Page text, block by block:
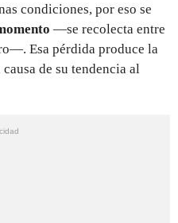
condiciones, por eso se
—se recolecta entre
Esa pérdida produce la
de su tendencia al